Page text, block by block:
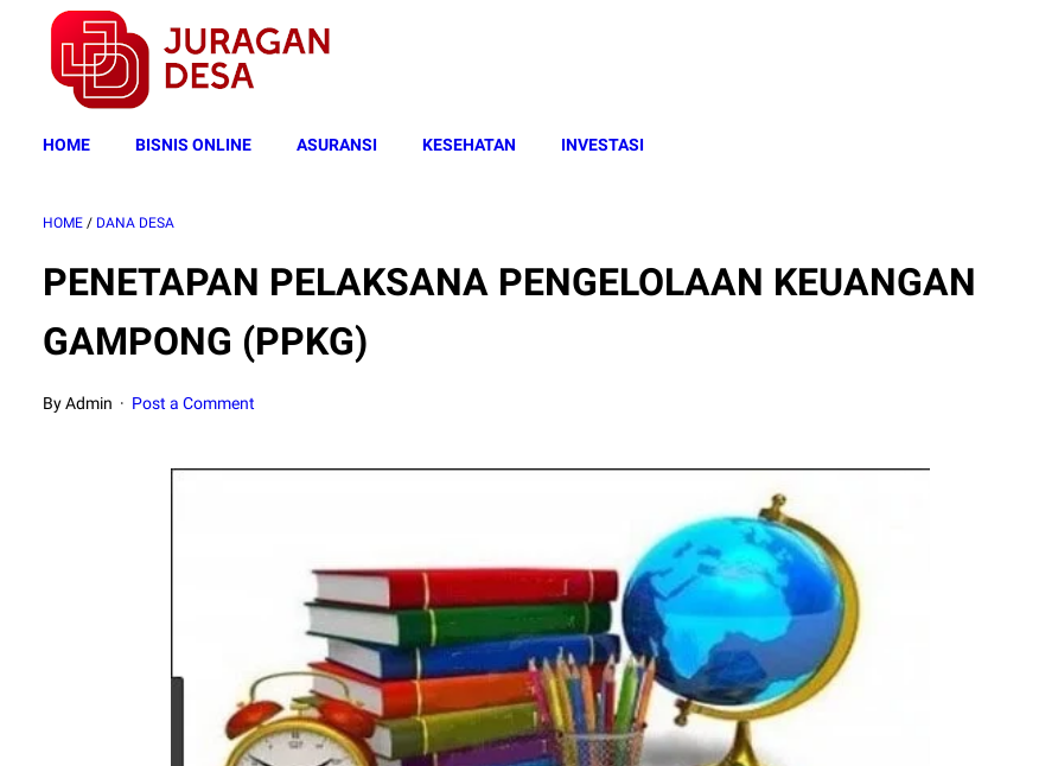
HOME BISNIS ONLINE ASURANSI KESEHATAN INVESTASI
HOME / DANA DESA
PENETAPAN PELAKSANA PENGELOLAAN KEUANGAN
GAMPONG (PPKG)
By Admin Post a Comment